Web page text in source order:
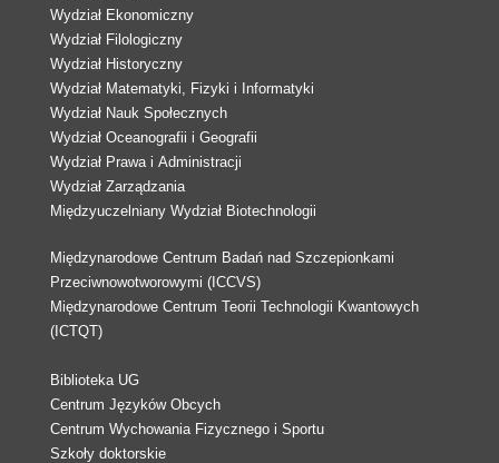
Wydział Ekonomiczny
Wydział Filologiczny
Wydział Historyczny
Wydział Matematyki, Fizyki i Informatyki
Wydział Nauk Społecznych
Wydział Oceanografii i Geografii
Wydział Prawa i Administracji
Wydział Zarządzania
Międzyuczelniany Wydział Biotechnologii
Międzynarodowe Centrum Badań nad Szczepionkami
Przeciwnowotworowymi (ICCVS)
Międzynarodowe Centrum Teorii Technologii Kwantowych
(ICTQT)
Biblioteka UG
Centrum Języków Obcych
Centrum Wychowania Fizycznego i Sportu
Szkoły doktorskie